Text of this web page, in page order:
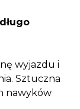
wyjazdu i
Sztuczna
nawyków